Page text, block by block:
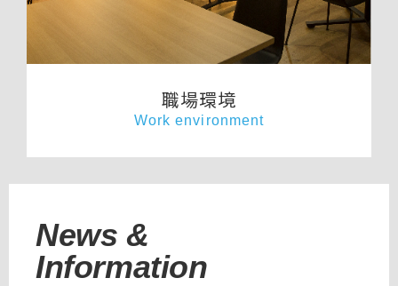
職場環境
Work environment
News &
Information